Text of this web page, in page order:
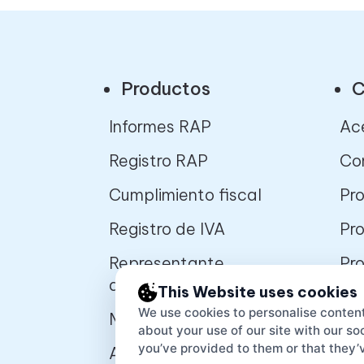
Productos
Informes RAP
Registro RAP
Cumplimiento fiscal
Registro de IVA
Representante
autorizado
Mercados en línea
APIs
This Website uses cookies
We use cookies to personalise
about your use of our site with our
you’ve provided to them or that